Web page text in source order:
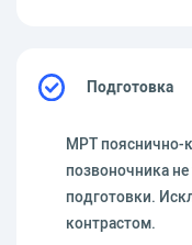
Подготовка
МРТ пояснично-
позвоночника
подготовки.
контрастом.